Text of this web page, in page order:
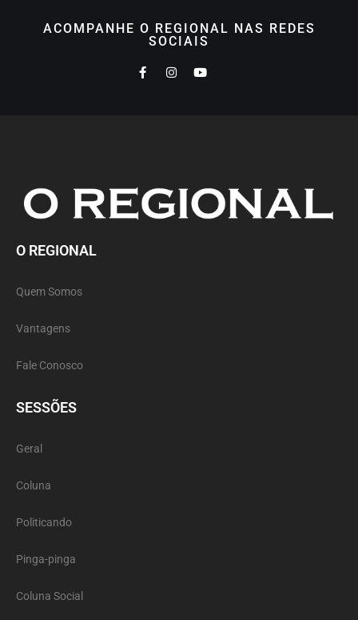
ACOMPANHE O REGIONAL NAS REDES
SOCIAIS
O REGIONAL
Quem Somos
Vantagens
Fale Conosco
SESSÕES
Geral
Coluna
Politicando
Pinga-pinga
Coluna Social